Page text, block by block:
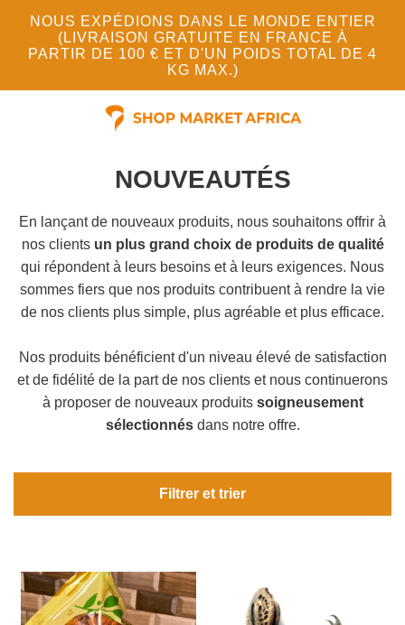
NOUS EXPÉDIONS DANS LE MONDE ENTIER
(LIVRAISON GRATUITE EN FRANCE À
PARTIR DE 100 € ET D'UN POIDS TOTAL DE 4
KG MAX.)
NOUVEAUTÉS
En lançant de nouveaux produits, nous souhaitons offrir à
nos clients un plus grand choix de produits de qualité
qui répondent à leurs besoins et à leurs exigences. Nous
sommes fiers que nos produits contribuent à rendre la vie
de nos clients plus simple, plus agréable et plus efficace.
Nos produits bénéficient d'un niveau élevé de satisfaction
et de fidélité de la part de nos clients et nous continuerons
à proposer de nouveaux produits soigneusement
sélectionnésdans notre offre.
Filtrer et trier